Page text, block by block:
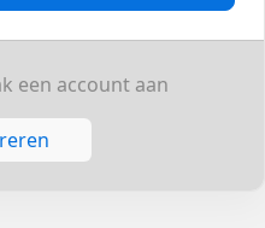
een account aan